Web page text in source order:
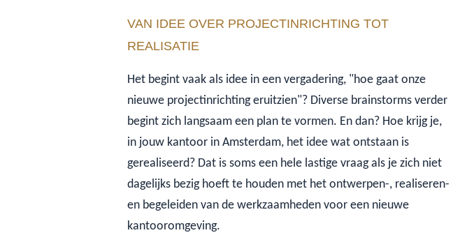
VAN IDEE OVER PROJECTINRICHTING TOT
REALISATIE
Het begint vaak als idee in een vergadering, "hoe gaat onze
nieuwe projectinrichting eruitzien"? Diverse brainstorms verder
begint zich langsaam een plan te vormen. En dan? Hoe krijg je,
in jouw kantoor in Amsterdam, het idee wat ontstaan is
gerealiseerd? Dat is soms een hele lastige vraag als je zich niet
dagelijks bezig hoeft te houden met het ontwerpen-, realiseren-
en begeleiden van de werkzaamheden voor een nieuwe
kantooromgeving.